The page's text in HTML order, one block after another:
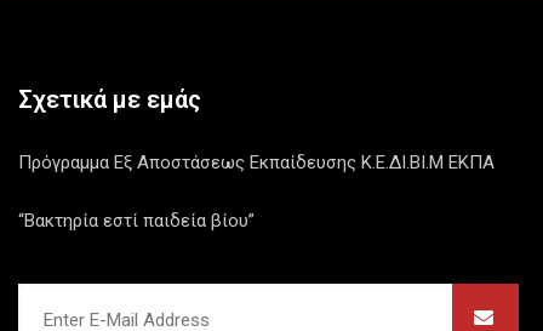
Σχετικά με εμάς
Πρόγραμμα Εξ Αποστάσεως Εκπαίδευσης Κ.Ε.ΔΙ.ΒΙ.Μ ΕΚΠΑ
“Βακτηρία εστί παιδεία βίου”